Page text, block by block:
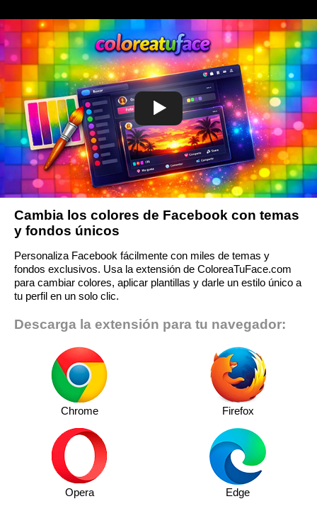
Cambia los colores de Facebook con temas
y fondos únicos
Personaliza Facebook fácilmente con miles de temas y
fondos exclusivos. Usa la extensión de ColoreaTuFace.com
para cambiar colores, aplicar plantillas y darle un estilo único a
tu perfil en un solo clic.
Descarga la extensión para tu navegador:
Chrome Firefox
Opera Edge